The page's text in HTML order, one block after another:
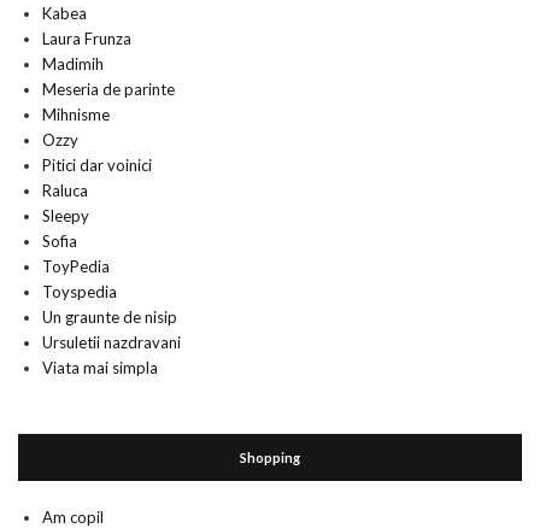
Kabea
Laura Frunza
Madimih
Meseria de parinte
Mihnisme
Ozzy
Pitici dar voinici
Raluca
Sleepy
Sofia
ToyPedia
Toyspedia
Un graunte de nisip
Ursuletii nazdravani
Viata mai simpla
Shopping
Am copil